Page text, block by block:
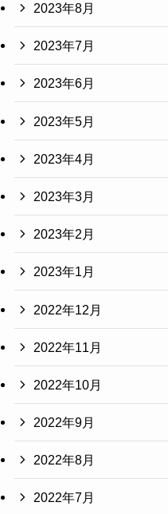
2023年8月
2023年7月
2023年6月
2023年5月
2023年4月
2023年3月
2023年2月
2023年1月
2022年12月
2022年11月
2022年10月
2022年9月
2022年8月
2022年7月